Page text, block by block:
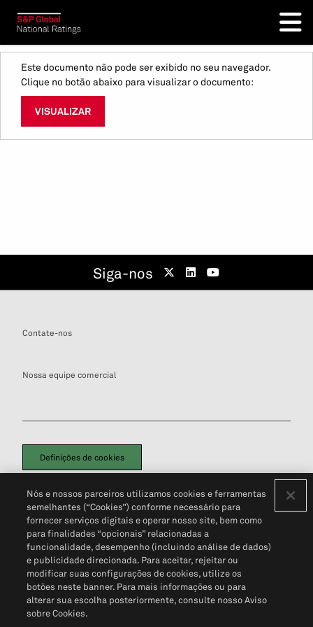
Este documento não pode ser exibido no seu navegador.
Clique no botão abaixo para visualizar o documento:
VISUALIZAR
Siga-nos
Contate-nos
Nossa equipe comercial
Definições de cookies
Política de PrivacidadePortal de privacidade do cliente (em inglês)
Não Venda Minhas Informações Pessoais© 2026 S&P Global
Nós e nossos parceiros utilizamos cookies e ferramentas
semelhantes (“Cookies”) conforme necessário para
fornecer serviços digitais e operar nosso site, bem como
para finalidades “opcionais” relacionadas a
funcionalidade, desempenho (incluindo análise de dados)
e publicidade direcionada. Para aceitar, rejeitar ou
modificar suas configurações de cookies, utilize os
botões neste banner. Para mais informações ou para
alterar sua escolha posteriormente, consulte nosso Aviso
sobre Cookies.